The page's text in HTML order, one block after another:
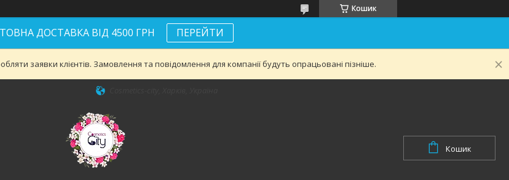
Кошик
ДОСТАВКА ВІД 4500 ГРН ПЕРЕЙТИ
заявки клієнтів. Замовлення та повідомлення для компанії будуть опрацьовані пізніше.
Кошик